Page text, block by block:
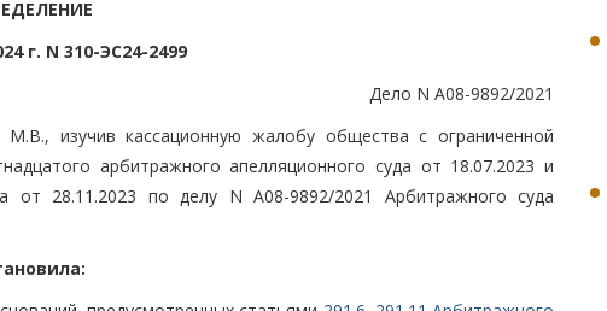
г. N 310-ЭС24-2499
Дело N А08-9892/2021
изучив кассационную жалобу общества с ограниченной
арбитражного апелляционного суда от 18.07.2023 и
от 28.11.2023 по делу N А08-9892/2021 Арбитражного суда